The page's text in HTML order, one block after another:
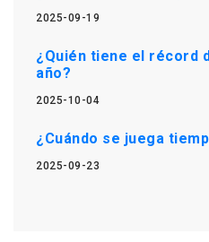
2025-09-19
¿Quién tiene el récord
año?
2025-10-04
¿Cuándo se juega
2025-09-23